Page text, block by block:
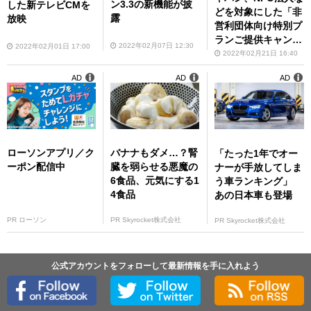
した新テレビCMを
放映
2022年02月01日 17:00
ン3.3の新機能が披
露
2022年02月07日 12:30
どを対象にした「非
営利団体向け特別プ
ランご提供キャンペ
ーン」の第2弾を実
施
2022年02月21日 16:40
ローソンアプリ／ク
ーポン配信中
PR ローソン
AD
バナナもダメ…？腎
臓を弱らせる悪魔の
6食品、元気にする1
4食品
PR Skyrocket株式会社
AD
「たった1年でオー
ナーが手放してしま
う車ランキング」
あの日本車も登場
PR Skyrocket株式会社
AD
公式アカウントをフォローして最新情報を手に入れよう